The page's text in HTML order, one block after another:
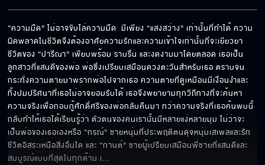
“ความมืด” ไม่อาจขับไล่ความมืด  มีเพียง “แสงสว่าง” เท่านั้นที่ทำได้ ความ
ผิดพลาดในชีวิตจึงต้องอาศัยความรักและความเข้าใจเท่านั้นที่จะเยียวยา
ชีวิตของ “ปารีณา” เพียบพร้อม ราบรื่น และงดงามมาโดยตลอด เธอเป็น
ลูกสาวที่แสนดีของพ่อ พ่อซึ่งเปรียบเสมือนดวงตะวันสำหรับเธอ ตราบจน
กระทั่งความตายมาพรากพ่อไปจากเธอ ความตายที่ดูเหมือนมีเงื่อนงำและ
ทิ้งปมปริศนาที่เธอไม่อาจยอมรับได้ เธอจึงพยายามทุกวิถีทางที่จะค้นหา
ความจริงเพื่อกอบกู้ศักดิ์ศรีของพ่อกลับคืนมา ทว่าความจริงที่เธอค้นพบนี้
กลับทำให้เธอได้เรียนรู้ว่า ตัวตนของคนเรานั้นมีหลายแง่หลายมุม ไม่ว่าจะ
เป็นพ่อของเธอเองหรือ “กรณ์” ชายหนุ่มที่ประพฤติตนดุจหนุ่มเสเพลและรัก
ชีวิตอิสระเหนือสิ่งอื่นใด และ “กานต์” ชายผู้เปรียบเสมือนพี่ชายที่แสนดีและ
สมบูรณ์แบบที่สุดในทุกด้าน เ...